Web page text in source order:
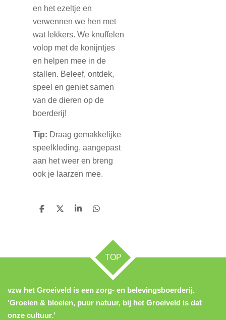
en het ezeltje en
verwennen we hen met
wat lekkers. We knuffelen
volop met de konijntjes
en helpen mee in de
stallen. Beleef, ontdek,
speel en geniet samen
van de dieren op de
boerderij!
Tip: Draag gemakkelijke
speelkleding, aangepast
aan het weer en breng
ook je laarzen mee.
D
D
S
D
TOP
vzw het Groeiveld is een zorg- en belevingsboerderij.
'Groeien & bloeien, puur natuur, bij het Groeiveld is dat
onze cultuur.'